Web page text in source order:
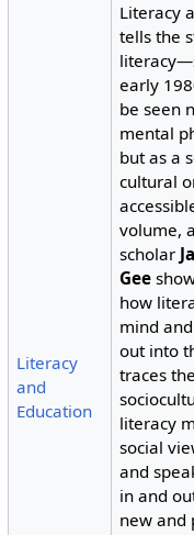
Literacy
and
Education
Literacy
tells the
early
be seen
mental
but as a
cultural
volume,
scholar
Gee
how
mind
out into
traces
literacy
social
and
in and
new and